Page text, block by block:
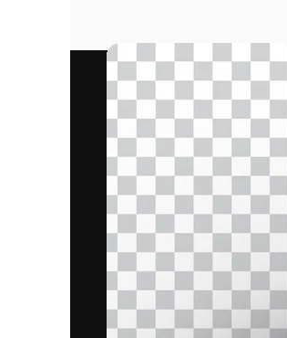
Videos
Filmmaterial
Motion Graphics
Videovorlagen
Schriftarten
Die kreative
Arbeit zu
Abonnenten
Agenturen und